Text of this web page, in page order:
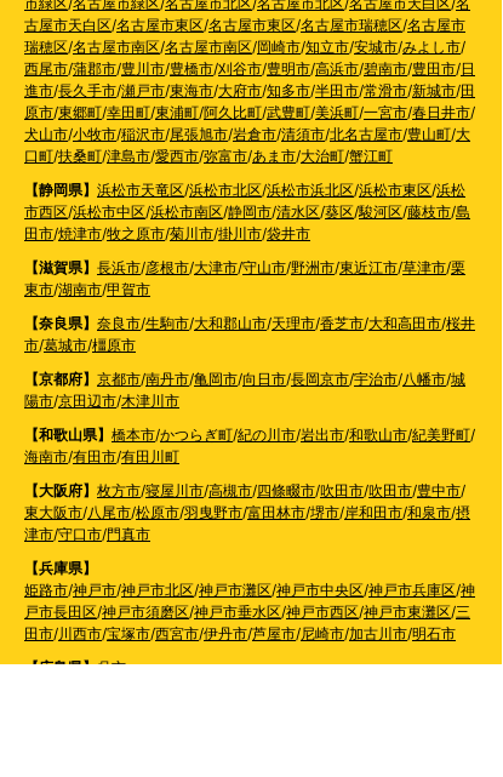
古屋市天白区/名古屋市東区/名古屋市東区/名古屋市瑞穂区/名古屋市
瑞穂区/名古屋市南区/名古屋市南区/岡崎市/知立市/安城市/みよし市/
西尾市/蒲郡市/豊川市/豊橋市/刈谷市/豊明市/高浜市/碧南市/豊田市/日
進市/長久手市/瀬戸市/東海市/大府市/知多市/半田市/常滑市/新城市/田
原市/東郷町/幸田町/東浦町/阿久比町/武豊町/美浜町/一宮市/春日井市/
犬山市/小牧市/稲沢市/尾張旭市/岩倉市/清須市/北名古屋市/豊山町/大
口町/扶桑町/津島市/愛西市/弥富市/あま市/大治町/蟹江町
【静岡県】 浜松市天竜区/浜松市北区/浜松市浜北区/浜松市東区/浜松
市西区/浜松市中区/浜松市南区/静岡市/清水区/葵区/駿河区/藤枝市/島
田市/焼津市/牧之原市/菊川市/掛川市/袋井市
【滋賀県】 長浜市/彦根市/大津市/守山市/野洲市/東近江市/草津市/栗
東市/湖南市/甲賀市
【奈良県】 奈良市/生駒市/大和郡山市/天理市/香芝市/大和高田市/桜井
市/葛城市/橿原市
【京都府】 京都市/南丹市/亀岡市/向日市/長岡京市/宇治市/八幡市/城
陽市/京田辺市/木津川市
【和歌山県】 橋本市/かつらぎ町/紀の川市/岩出市/和歌山市/紀美野町/
海南市/有田市/有田川町
【大阪府】 枚方市/寝屋川市/高槻市/四條畷市/吹田市/吹田市/豊中市/
東大阪市/八尾市/松原市/羽曳野市/富田林市/堺市/岸和田市/和泉市/摂
津市/守口市/門真市
【兵庫県】
姫路市/神戸市/神戸市北区/神戸市灘区/神戸市中央区/神戸市兵庫区/神
戸市長田区/神戸市須磨区/神戸市垂水区/神戸市西区/神戸市東灘区/三
田市/川西市/宝塚市/西宮市/伊丹市/芦屋市/尼崎市/加古川市/明石市
【広島県】呉市